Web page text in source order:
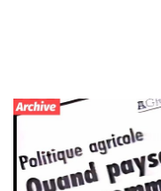
Pour afficher les sous-
En 1991, la création